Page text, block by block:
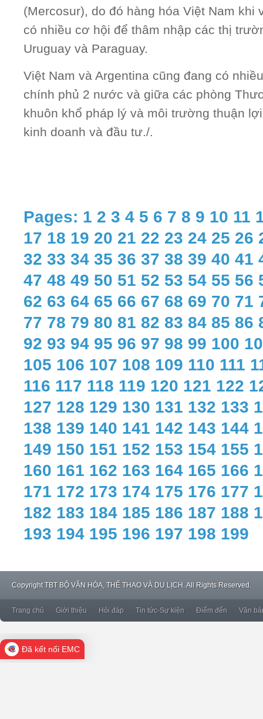
(Mercosur), do đó hàng hóa Việt Nam khi
có nhiều cơ hội để thâm nhập các thị
Uruguay và Paraguay.
Việt Nam và Argentina cũng đang có
chính phủ 2 nước và giữa các phòng
khuôn khổ pháp lý và môi trường thuận
kinh doanh và đầu tư./.
Pages: 1 2 3 4 5 6 7 8 9 10 11
17 18 19 20 21 22 23 24 25 26
32 33 34 35 36 37 38 39 40 41
47 48 49 50 51 52 53 54 55 56
62 63 64 65 66 67 68 69 70 71
77 78 79 80 81 82 83 84 85 86
92 93 94 95 96 97 98 99 100
105 106 107 108 109 110 111
116 117 118 119 120 121 122
127 128 129 130 131 132 133
138 139 140 141 142 143 144
149 150 151 152 153 154 155
160 161 162 163 164 165 166
171 172 173 174 175 176 177
182 183 184 185 186 187 188
193 194 195 196 197 198 199
CopyrightTBT BỘ VĂN HÓA, THỂ THAO VÀ DU LỊCH. All Rights Reserved.
Trang chủ Giới thiệu Hỏi đáp Tin tức-Sự kiện Điểm đến Văn
Đã kết nối EMC